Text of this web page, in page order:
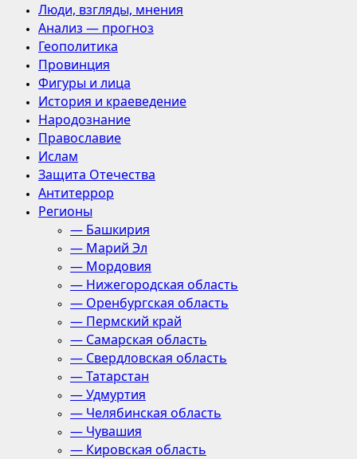
Люди, взгляды, мнения
Анализ — прогноз
Геополитика
Провинция
Фигуры и лица
История и краеведение
Народознание
Православие
Ислам
Защита Отечества
Антитеррор
Регионы
— Башкирия
— Марий Эл
— Мордовия
— Нижегородская область
— Оренбургская область
— Пермский край
— Самарская область
— Свердловская область
— Татарстан
— Удмуртия
— Челябинская область
— Чувашия
— Кировская область